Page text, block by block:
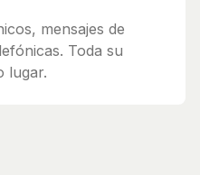
mensajes de
Toda su
lugar.